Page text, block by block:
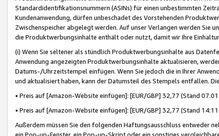
Standardidentifikationsnummern (ASINs) für einen unbestimmten
Kundenanwendung, dürfen unbeschadet des Vorstehenden
Zwischenspeicher abgelegt werden. Auf unser Verlangen werden Sie
die Produktwerbungsinhalte enthält oder nutzt, damit wir Ihre
(i) Wenn Sie seltener als stündlich Produktwerbungsinhalte aus
Anwendung angezeigten Produktwerbungsinhalte aktualisieren,
Datums-/Uhrzeitstempel einfügen. Wenn Sie jedoch die in Ihrer
und aktualisiert haben, kann der Datumsteil des Stempels entfallen.
• Preis auf [Amazon-Website einfügen]: [EUR/GBP] 32,77 (Stand
• Preis auf [Amazon-Website einfügen]: [EUR/GBP] 32,77 (Stand
Außerdem müssen Sie den folgenden Haftungsausschluss entweder
ein Pop-up-Fenster, ein Pop-up-Skript oder ein sonstiges